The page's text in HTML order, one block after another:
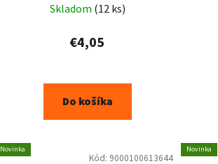
Skladom (12 ks)
€4,05
Do košíka
Novinka
Kód: 9000100613644
Novinka